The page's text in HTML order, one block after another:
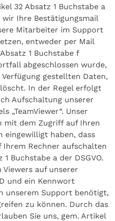
32 Absatz 1 Buchstabe a
wir Ihre Bestätigungsmail
Mitarbeiter im Support
entweder per Mail
1 Buchstabe f
abgeschlossen wurde,
gestellten Daten,
In der Regel erfolgt
Aufschaltung unserer
„TeamViewer“. Unser
dem Zugriff auf Ihren
eingewilligt haben, dass
Rechner aufschalten
Buchstabe a der DSGVO.
Viewers auf unserer
und ein Kennwort
unserem Support benötigt,
zu können. Durch das
Sie uns, gem. Artikel